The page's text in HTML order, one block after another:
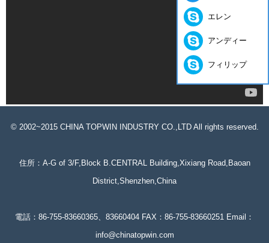
© 2002~2015 CHINA TOPWIN INDUSTRY CO.,LTD All rights reserved.
住所：A-G of 3/F,Block B.CENTRAL Building,Xixiang Road,Baoan
District,Shenzhen,China
電話：86-755-83660365、83660404 FAX：86-755-83660251 Email：
info@chinatopwin.com
エレン
アンディー
フィリップ